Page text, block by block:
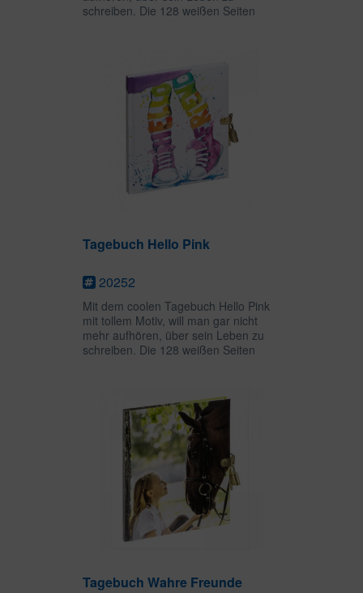
schreiben. Die 128 weißen Seiten
zwei Schlüsseln...
Tagebuch Hello Pink
20252
Mit dem coolen Tagebuch Hello Pink
mit tollem Motiv, will man gar nicht
mehr aufhören, über sein Leben zu
schreiben. Die 128 weißen Seiten
Gedichte und das goldene Schloss
Tagebuch Wahre Freunde